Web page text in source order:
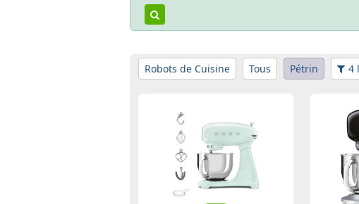
Robots de Cuisine Tous Pétrin 4